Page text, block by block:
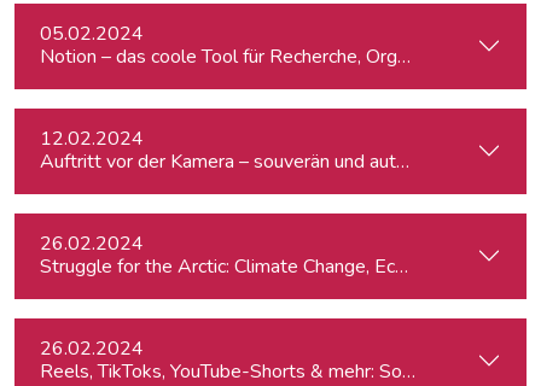
05.02.2024
Notion – das coole Tool für Recherche, Organisation &
12.02.2024
Auftritt vor der Kamera – souverän und authentisch
26.02.2024
26.02.2024
Reels, TikToks, YouTube-Shorts & mehr: Social Media-